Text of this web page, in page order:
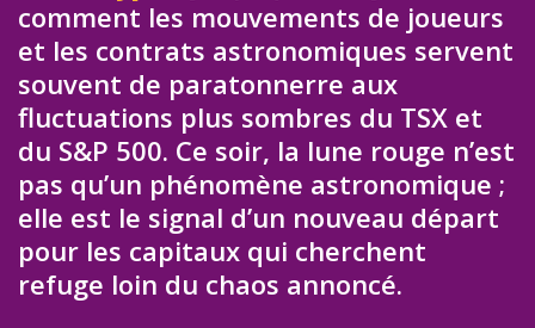
comment les mouvements de joueurs
et les contrats astronomiques servent
souvent de paratonnerre aux
fluctuations plus sombres du TSX et
du S&P 500. Ce soir, la lune rouge n’est
pas qu’un phénomène astronomique ;
elle est le signal d’un nouveau départ
pour les capitaux qui cherchent
refuge loin du chaos annoncé.